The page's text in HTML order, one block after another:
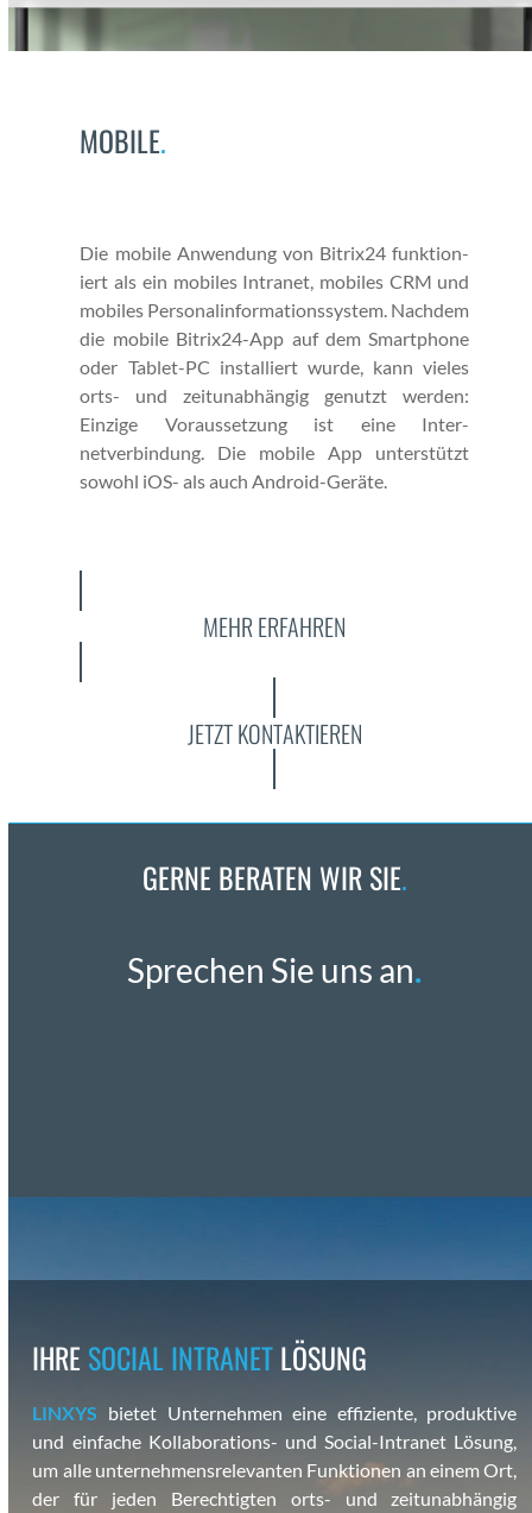
MOBILE.
Die mobile Anwen­dung von Bitrix24 funk­tion­
iert als ein mobiles Intranet, mobiles CRM und
mobiles Per­son­al­in­for­ma­tion­ssys­tem. Nach­dem
die mobile Bitrix24-App auf dem Smart­phone
oder Tablet-PC instal­liert wurde, kann vieles
orts- und zeitun­ab­hängig genutzt wer­den:
Einzige Voraus­set­zung ist eine Inter­
netverbindung. Die mobile App unter­stützt
sowohl iOS- als auch Android-Geräte.
MEHR ERFAHREN
JETZT KONTAKTIEREN
GERNE BERATEN WIR SIE.
Sprechen Sie uns an.
IHRESOCIAL INTRANETLÖSUNG
LINXYS bietet Unternehmen eine effiziente, pro­duk­tive
und ein­fache Kol­lab­o­ra­tions- und Social-Intranet Lösung,
um alle unternehmen­srel­e­van­ten Funk­tio­nen an einem Ort,
der für jeden Berechtigten orts- und zeitun­ab­hängig